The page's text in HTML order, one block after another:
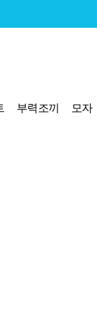
부력조끼 모자